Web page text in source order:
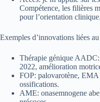
Compétence, les filières
pour l’orientation clinique.
Exemples d’innovations liées
Thérapie génique
2022, amélioration
FOP: palovarotène,
ossifications.
AME: onasemnogene